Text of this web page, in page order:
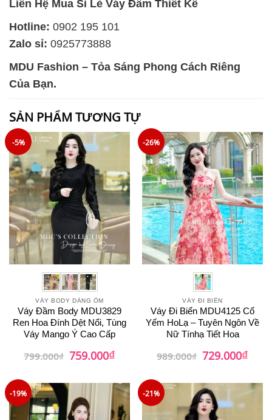
Liên Hệ Mua Sỉ Lẻ Váy Đầm Thiết Kế
Hotline: 0902 195 101
Zalo sỉ: 0925773888
MDU Fashion – Tỏa Sáng Phong Cách Riêng
Của Bạn.
SẢN PHẨM TƯƠNG TỰ
-5%
VÁY BODY DÁNG ÔM
Váy Đầm Body MDU3829
Ren Hoa Đính Dệt Nổi, Tùng
Váy Mango Ý Cao Cấp
799.000₫ Giá
gốc
759.000₫Giá
hiện
759.000₫.
-26%
VÁY ĐI BIỂN
Váy Đi Biển MDU4125 Cổ
Yếm HoLạ – Tuyên Ngôn Về
Nữ Tínhạ Tiết Hoa
989.000₫ Giá
gốc
729.000₫Giá
hiện
-19% -21%